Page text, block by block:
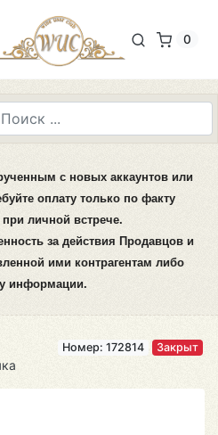
0
с новых аккаунтов или
оплату только по факту
личной встрече.
за действия Продавцов и
ими контрагентам либо
информации.
Номер: 172814 Закрыт